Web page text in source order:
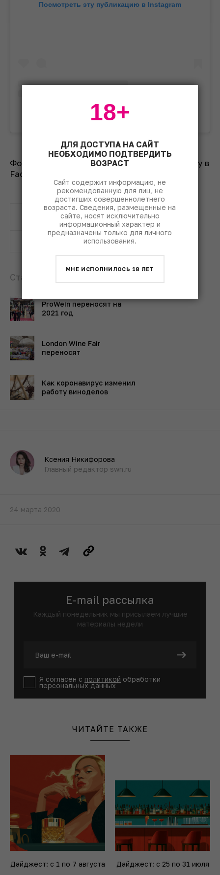
Посмотреть эту публикацию в Instagram
Публикация от Vinitaly Official (@vinitalyofficial)
Фото обложки: официальная страница Vinitaly в
Facebook.
выставка Италия
Статьи по теме:
ProWein переносят на
2021 год
London Wine Fair
переносят
Как коронавирус изменил
работу виноделов
Ксения Никифорова
Главный редактор swn.ru
24 марта 2020
E-mail рассылка
Каждый понедельник мы присылаем лучшие
материалы недели
Я согласен с политикой обработки
персональных данных
ЧИТАЙТЕ ТАКЖЕ
Дайджест: с 1 по 7 августа Дайджест: с 25 по 31 июля
ДЛЯ ДОСТУПА НА САЙТ
НЕОБХОДИМО ПОДТВЕРДИТЬ
ВОЗРАСТ
Сайт содержит информацию, не
рекомендованную для лиц, не
достигших совершеннолетнего
возраста. Сведения, размещенные на
сайте, носят исключительно
информационный характер и
предназначены только для личного
использования.
МНЕ ИСПОЛНИЛОСЬ 18 ЛЕТ
18+